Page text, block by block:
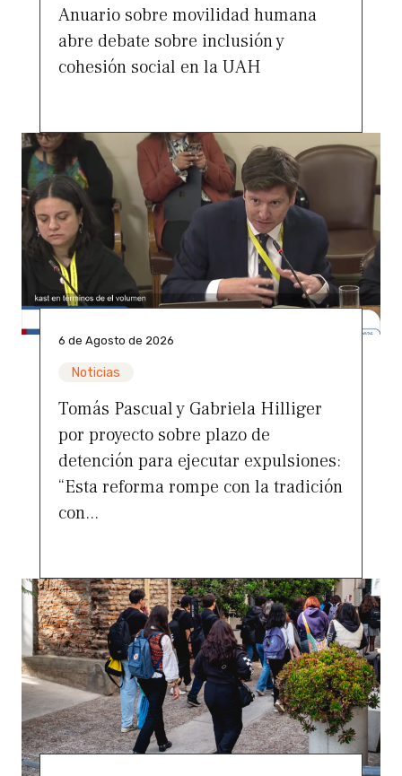
Anuario sobre movilidad humana
abre debate sobre inclusión y
cohesión social en la UAH
6 de Agosto de 2026
Noticias
Tomás Pascual y Gabriela Hilliger
por proyecto sobre plazo de
detención para ejecutar expulsiones:
“Esta reforma rompe con la tradición
con...